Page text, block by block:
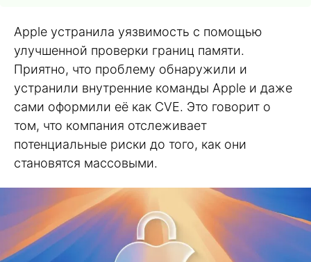
Apple устранила уязвимость с помощью
улучшенной проверки границ памяти.
Приятно, что проблему обнаружили и
устранили внутренние команды Apple и даже
сами оформили её как CVE. Это говорит о
том, что компания отслеживает
потенциальные риски до того, как они
становятся массовыми.